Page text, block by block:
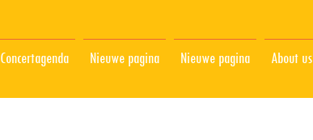
Concertagenda Nieuwe pagina Nieuwe pagina About us